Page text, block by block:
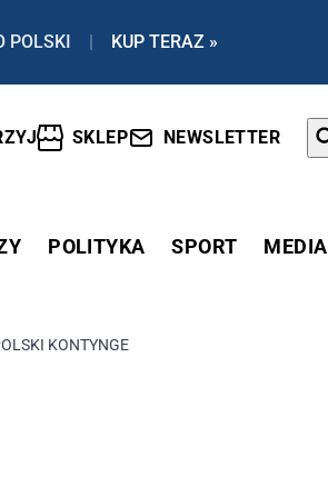
POLSKI | KUP TERAZ »
SKLEP NEWSLETTER
POLITYKA SPORT MEDIA
KONTYNGENT